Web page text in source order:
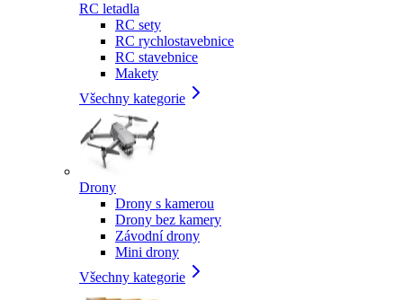
RC letadla
RC sety
RC rychlostavebnice
RC stavebnice
Makety
Všechny kategorie
Drony
Drony s kamerou
Drony bez kamery
Závodní drony
Mini drony
Všechny kategorie